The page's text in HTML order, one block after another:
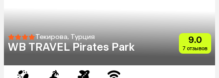
Текирова, Турция
WB TRAVEL Pirates Park
9.0
7 отзывов